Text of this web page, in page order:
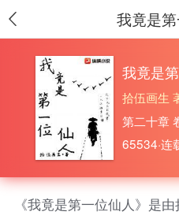
我竟是
我竟是
拾伍画生
65534·连
《我竟是第一位仙人》是